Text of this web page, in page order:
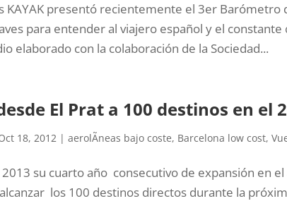
KAYAK presentó recientemente el 3er Barómetro
para entender al viajero español y el
elaborado con la colaboración de la Sociedad...
El Prat a 100 destinos en el
18, 2012 |aerolÃ­neas bajo coste, Barcelona low cost,
su cuarto año consecutivo de expansión en
los 100 destinos directos durante la